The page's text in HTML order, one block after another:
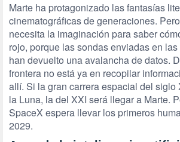
Marte ha protagonizado las fantasías
cinematográficas de generaciones.
necesita la imaginación para saber
rojo, porque las sondas enviadas en
han devuelto una avalancha de datos.
frontera no está ya en recopilar
allí. Si la gran carrera espacial del siglo
la Luna, la del XXI será llegar a Marte.
SpaceX espera llevar los primeros
2029.